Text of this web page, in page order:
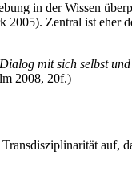
in der Wissen
Zentral ist eher
mit sich selbst
2008, 20f.)
auf,